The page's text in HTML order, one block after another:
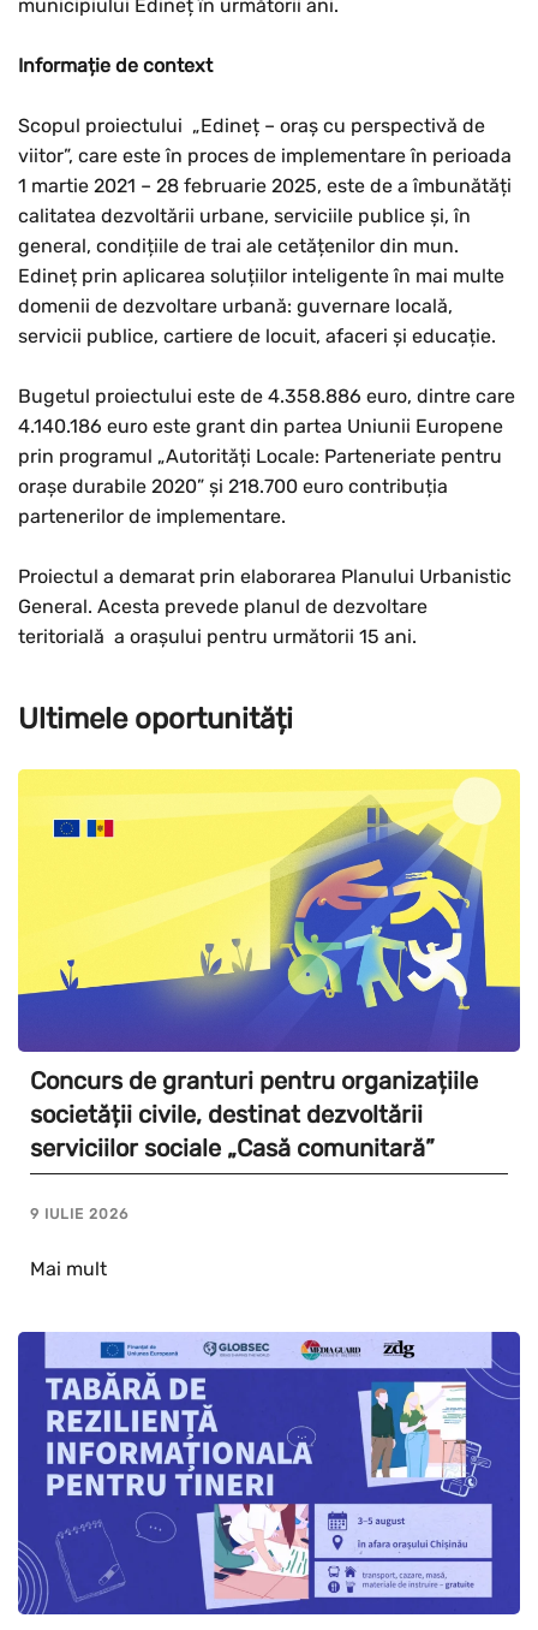
municipiului Edineț în următorii ani.
Informație de context
Scopul proiectului „Edineț – oraș cu perspectivă de
viitor”, care este în proces de implementare în perioada
1 martie 2021 – 28 februarie 2025, este de a îmbunătăți
calitatea dezvoltării urbane, serviciile publice și, în
general, condițiile de trai ale cetățenilor din mun.
Edineț prin aplicarea soluțiilor inteligente în mai multe
domenii de dezvoltare urbană: guvernare locală,
servicii publice, cartiere de locuit, afaceri și educație.
Bugetul proiectului este de 4.358.886 euro, dintre care
4.140.186 euro este grant din partea Uniunii Europene
prin programul „Autorități Locale: Parteneriate pentru
orașe durabile 2020” și 218.700 euro contribuția
partenerilor de implementare.
Proiectul a demarat prin elaborarea Planului Urbanistic
General. Acesta prevede planul de dezvoltare
teritorială a orașului pentru următorii 15 ani.
Ultimele oportunități
Concurs de granturi pentru organizațiile
societății civile, destinat dezvoltării
serviciilor sociale „Casă comunitară”
9 IULIE 2026
Mai mult